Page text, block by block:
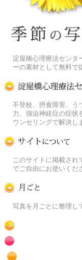
淀屋橋心理療法センタ
ーの素材として無料で
不登校、摂食障害、う
力、強迫神経症の症状
ウンセリングで解決し
このサイトに掲載さ
でご自由にお使いくだ
写真を月ごとに整理し
RSS
赤色の花のフリー写真素材